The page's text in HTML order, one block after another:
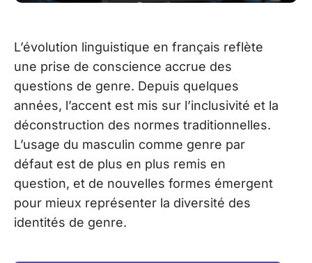
L’évolution linguistique en français reflète
une prise de conscience accrue des
questions de genre. Depuis quelques
années, l’accent est mis sur l’inclusivité et la
déconstruction des normes traditionnelles.
L’usage du masculin comme genre par
défaut est de plus en plus remis en
question, et de nouvelles formes émergent
pour mieux représenter la diversité des
identités de genre.